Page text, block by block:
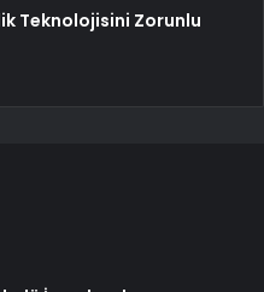
Teknolojisini Zorunlu